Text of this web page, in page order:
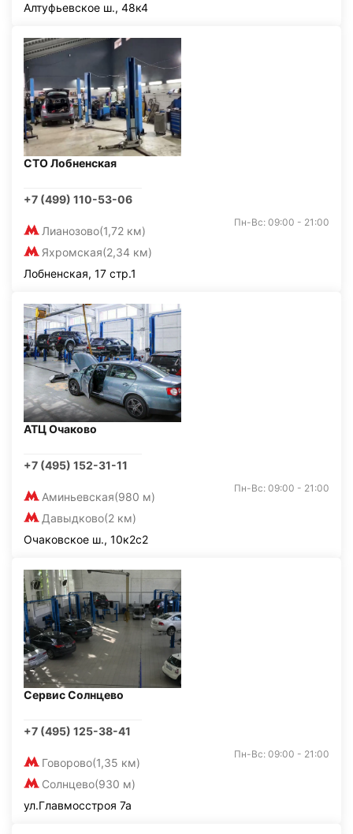
Алтуфьевское ш., 48к4
СТО Лобненская
+7 (499) 110-53-06
Лианозово(1,72 км)
Яхромская(2,34 км)
Пн-Вс: 09:00 - 21:00
Лобненская, 17 стр.1
АТЦ Очаково
+7 (495) 152-31-11
Аминьевская(980 м)
Давыдково(2 км)
Пн-Вс: 09:00 - 21:00
Очаковское ш., 10к2с2
Сервис Солнцево
+7 (495) 125-38-41
Говорово(1,35 км)
Солнцево(930 м)
Пн-Вс: 09:00 - 21:00
ул.Главмосстроя 7а